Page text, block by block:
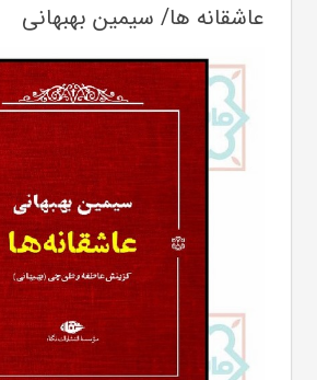
عاشقانه ها/ سیمین بهبهانی